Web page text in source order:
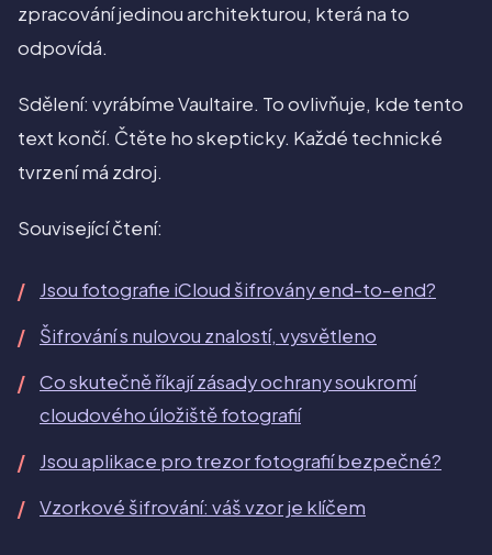
zpracování jedinou architekturou, která na to
odpovídá.
Sdělení: vyrábíme Vaultaire. To ovlivňuje, kde tento
text končí. Čtěte ho skepticky. Každé technické
tvrzení má zdroj.
Související čtení:
Jsou fotografie iCloud šifrovány end-to-end?
Šifrování s nulovou znalostí, vysvětleno
Co skutečně říkají zásady ochrany soukromí
cloudového úložiště fotografií
Jsou aplikace pro trezor fotografií bezpečné?
Vzorkové šifrování: váš vzor je klíčem